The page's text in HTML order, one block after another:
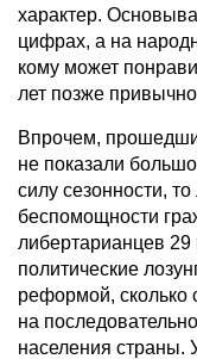
характер.
цифрах, а на
кому может
лет позже
Впрочем,
не показали
силу сезонности,
беспомощности
либертарианцев
политические
реформой, сколько
на
населения страны.